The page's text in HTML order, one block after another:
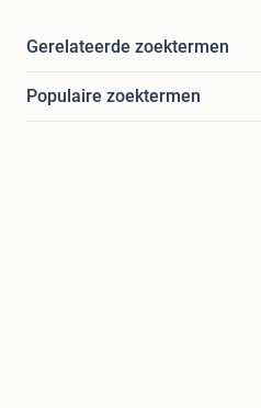
Gerelateerde zoektermen
Populaire zoektermen